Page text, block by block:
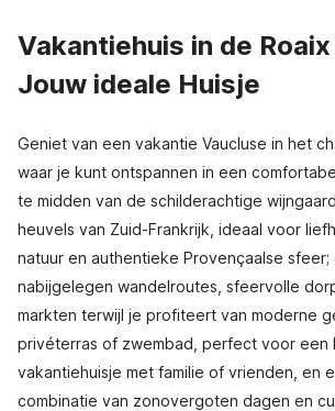
Vakantiehuis in de
Jouw ideale Huisje
Geniet van een vakantie Vaucluse in het
waar je kunt ontspannen in een
te midden van de schilderachtige
heuvels van Zuid-Frankrijk, ideaal voor
natuur en authentieke Provençaalse sfeer;
nabijgelegen wandelroutes, sfeervolle
markten terwijl je profiteert van moderne
privéterras of zwembad, perfect voor een
vakantiehuisje met familie of vrienden, en
combinatie van zonovergoten dagen en